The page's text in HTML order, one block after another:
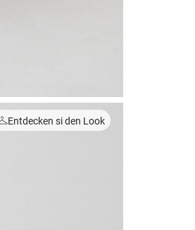
Entdecken si den Look